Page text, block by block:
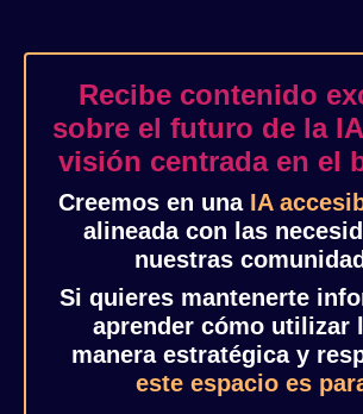
Recibe contenido
sobre el futuro de la
visión centrada en el
Creemos en una IA
alineada con las
nuestras
Si quieres mantenerte
aprender cómo utilizar
manera estratégica y
este espacio es